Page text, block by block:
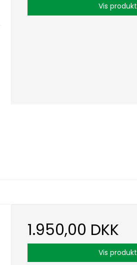
Vis produkt
1.950,00 DKK
Vis produkt